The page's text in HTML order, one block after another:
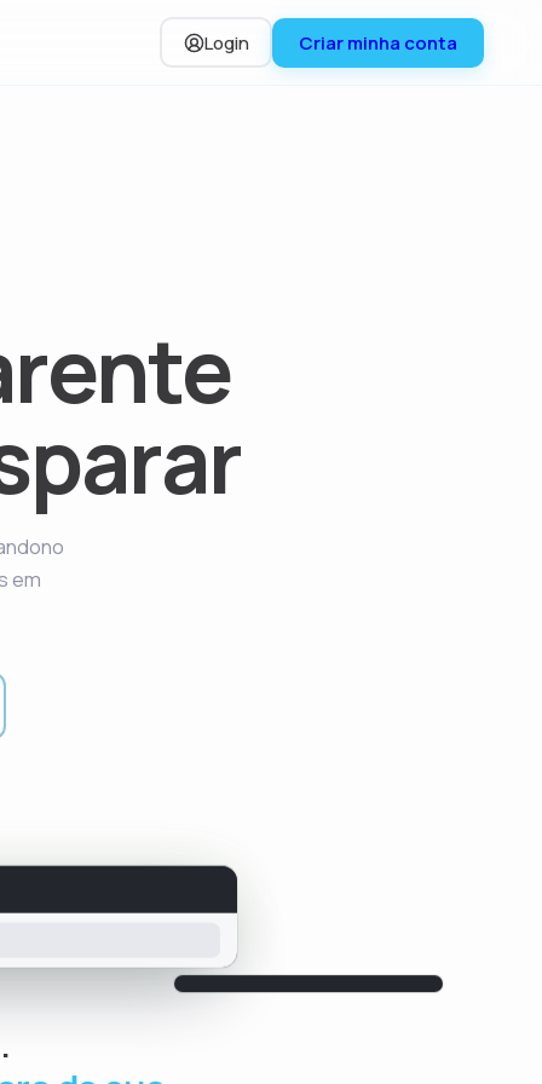
Login Criar minha conta
em